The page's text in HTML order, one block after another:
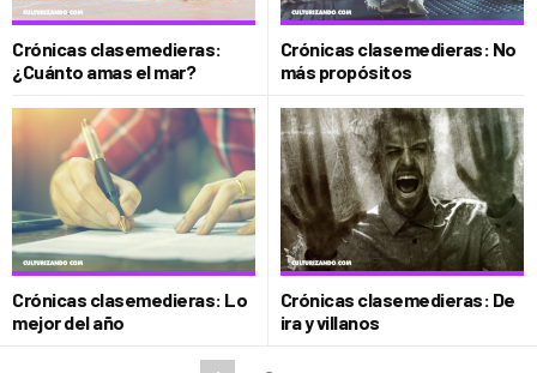
Crónicas clasemedieras:
¿Cuánto amas el mar?
Crónicas clasemedieras: No
más propósitos
Crónicas clasemedieras: Lo
mejor del año
Crónicas clasemedieras: De
ira y villanos